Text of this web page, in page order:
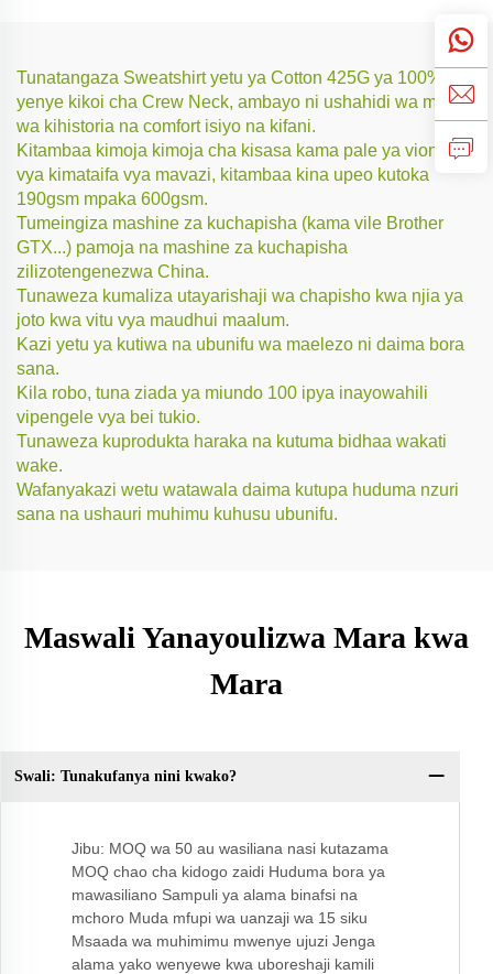
Tunatangaza Sweatshirt yetu ya Cotton 425G ya 100%
yenye kikoi cha Crew Neck, ambayo ni ushahidi wa mtindo
wa kihistoria na comfort isiyo na kifani.
Kitambaa kimoja kimoja cha kisasa kama pale ya viongozi
vya kimataifa vya mavazi, kitambaa kina upeo kutoka
190gsm mpaka 600gsm.
Tumeingiza mashine za kuchapisha (kama vile Brother
GTX...) pamoja na mashine za kuchapisha
zilizotengenezwa China.
Tunaweza kumaliza utayarishaji wa chapisho kwa njia ya
joto kwa vitu vya maudhui maalum.
Kazi yetu ya kutiwa na ubunifu wa maelezo ni daima bora
sana.
Kila robo, tuna ziada ya miundo 100 ipya inayowahili
vipengele vya bei tukio.
Tunaweza kuprodukta haraka na kutuma bidhaa wakati
wake.
Wafanyakazi wetu watawala daima kutupa huduma nzuri
sana na ushauri muhimu kuhusu ubunifu.
Maswali Yanayoulizwa Mara kwa
Mara
Swali: Tunakufanya nini kwako?
Jibu: MOQ wa 50 au wasiliana nasi kutazama
MOQ chao cha kidogo zaidi Huduma bora ya
mawasiliano Sampuli ya alama binafsi na
mchoro Muda mfupi wa uanzaji wa 15 siku
Msaada wa muhimimu mwenye ujuzi Jenga
alama yako wenyewe kwa uboreshaji kamili